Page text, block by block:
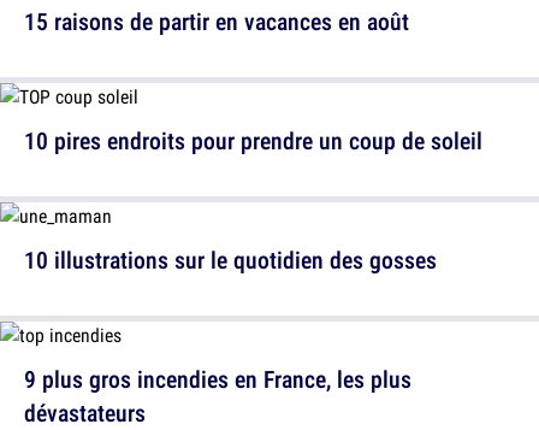
15 raisons de partir en vacances en août
10 illustrations sur le quotidien des gosses
10 pires endroits pour prendre un coup de soleil
9 plus gros incendies en France, les plus
dévastateurs